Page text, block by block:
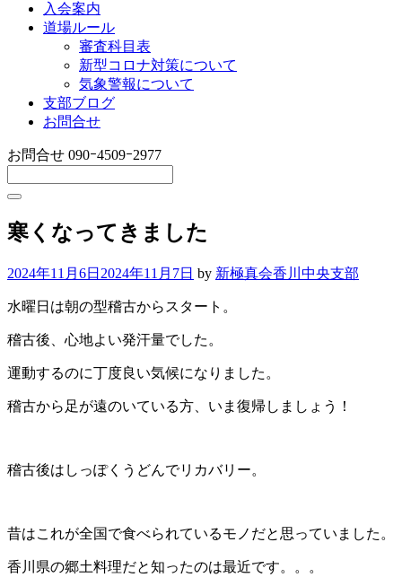
入会案内
道場ルール
審査科目表
新型コロナ対策について
気象警報について
支部ブログ
お問合せ
お問合せ 090ｰ4509ｰ2977
寒くなってきました
2024年11月6日 2024年11月7日 by 新極真会香川中央支部
水曜日は朝の型稽古からスタート。
稽古後、心地よい発汗量でした。
運動するのに丁度良い気候になりました。
稽古から足が遠のいている方、いま復帰しましょう！
稽古後はしっぽくうどんでリカバリー。
昔はこれが全国で食べられているモノだと思っていました。
香川県の郷土料理だと知ったのは最近です。。。